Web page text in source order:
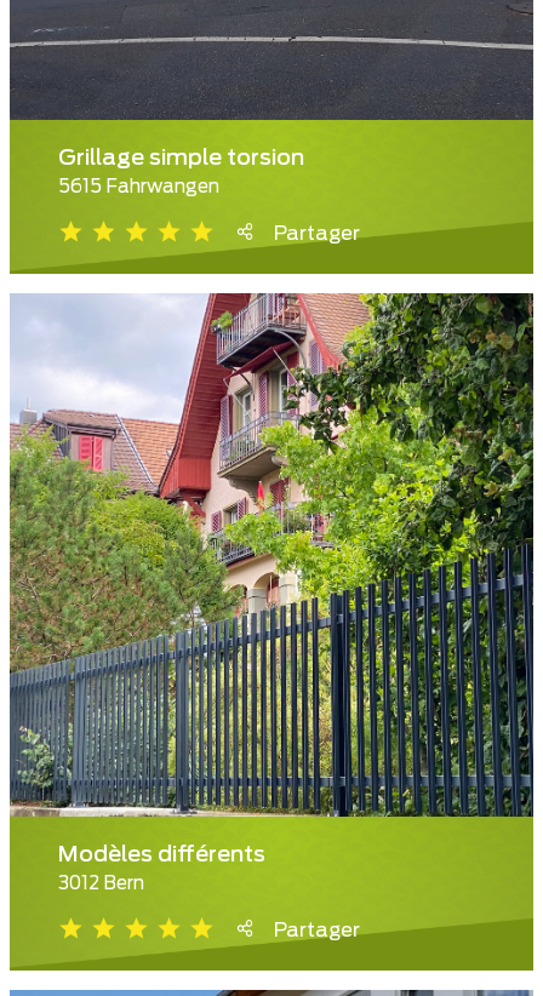
Grillage simple torsion
5615 Fahrwangen
Partager
Modèles différents
3012 Bern
Partager